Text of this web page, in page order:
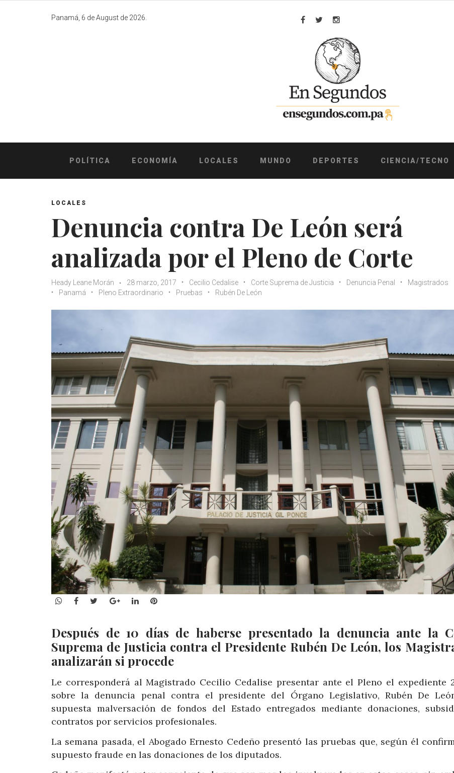
Panamá, 6 de August de 2026.
Facebook
TwitterInstagram
POLÍTICA ECONOMÍA LOCALES MUNDO DEPORTES CIENCIA/TECNO
LOCALES
Denuncia contra De León será
analizada por el Pleno de Corte
Heady Leane Morán 28 marzo, 2017 Cecilio Cedalise Corte Suprema de Justicia Denuncia Penal
Magistrados
Panamá
Pleno Extraordinario Pruebas Rubén De León
WhatsApp
Facebook
TwitterGoogle+LinkedInPinterest
Después de 10 días de haberse presentado la denuncia ante la
Suprema de Justicia contra el Presidente Rubén De León, los
analizarán si procede
Le corresponderá al Magistrado Cecilio Cedalise presentar ante el Pleno el expediente
sobre la denuncia penal contra el presidente del Órgano Legislativo, Rubén De
supuesta malversación de fondos del Estado entregados mediante donaciones,
contratos por servicios profesionales.
La semana pasada, el Abogado Ernesto Cedeño presentó las pruebas que, según él
supuesto fraude en las donaciones de los diputados.